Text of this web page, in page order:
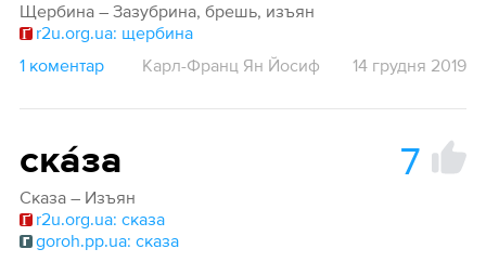
Щербина – Зазубрина, брешь, изъян
r2u.org.ua: щербина
1 коментар
Карл-Франц Ян Йосиф 14 грудня 2019
ска́за 7
Сказа – Изъян
r2u.org.ua: сказа
goroh.pp.ua: сказа